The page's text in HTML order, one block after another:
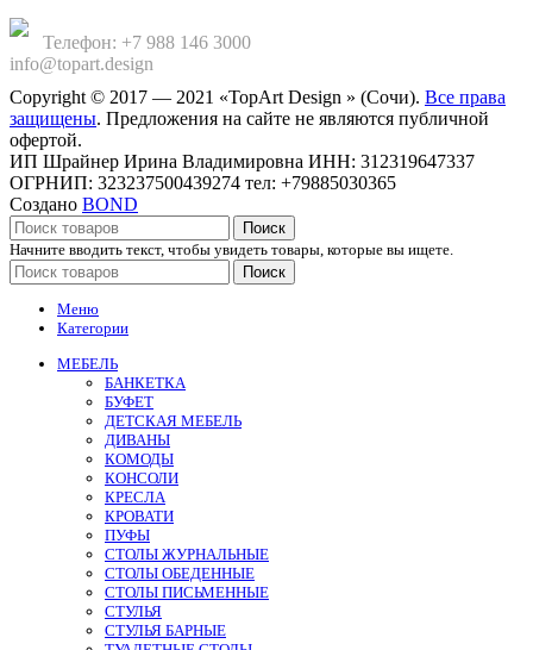
Телефон: +7 988 146 3000
info@topart.design
Copyright © 2017 — 2021 «TopArt Design » (Сочи). Все права
защищены. Предложения на сайте не являются публичной
офертой.
ИП Шрайнер Ирина Владимировна ИНН: 312319647337
ОГРНИП: 323237500439274 тел: +79885030365
Создано BOND
Поиск
Начните вводить текст, чтобы увидеть товары, которые вы ищете.
Поиск
Меню
Категории
МЕБЕЛЬ
БАНКЕТКА
БУФЕТ
ДЕТСКАЯ МЕБЕЛЬ
ДИВАНЫ
КОМОДЫ
КОНСОЛИ
КРЕСЛА
КРОВАТИ
ПУФЫ
СТОЛЫ ЖУРНАЛЬНЫЕ
СТОЛЫ ОБЕДЕННЫЕ
СТОЛЫ ПИСЬМЕННЫЕ
СТУЛЬЯ
СТУЛЬЯ БАРНЫЕ